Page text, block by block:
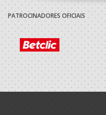
A.A. Lisboa
Associação
Solidariedade
Social Assomada
2014/15
A.A. Lisboa
Associação
Solidariedade
Social Assomada
PATROCINADORES OFICIAIS